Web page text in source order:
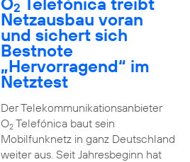
2
Netzausbau voran
und sichert sich
Bestnote
„Hervorragend“ im
Netztest
Der Telekommunikationsanbieter
O2Telefónica baut sein
Mobilfunknetz in ganz Deutschland
weiter aus. Seit Jahresbeginn hat